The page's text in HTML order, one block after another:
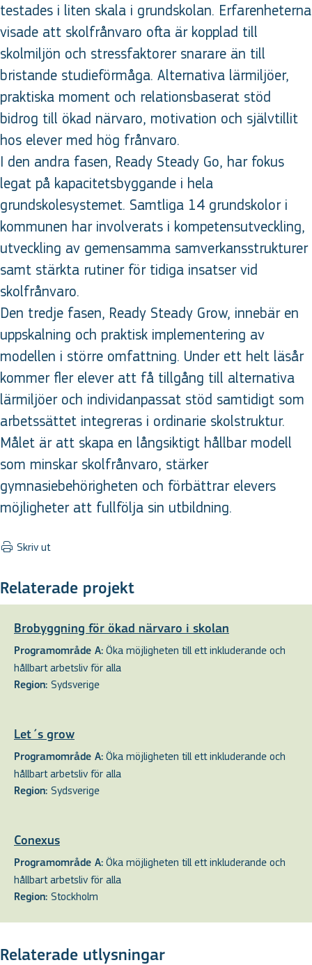
testades i liten skala i grundskolan. Erfarenheterna
visade att skolfrånvaro ofta är kopplad till
skolmiljön och stressfaktorer snarare än till
bristande studieförmåga. Alternativa lärmiljöer,
praktiska moment och relationsbaserat stöd
bidrog till ökad närvaro, motivation och självtillit
hos elever med hög frånvaro.
I den andra fasen, Ready Steady Go, har fokus
legat på kapacitetsbyggande i hela
grundskolesystemet. Samtliga 14 grundskolor i
kommunen har involverats i kompetensutveckling,
utveckling av gemensamma samverkansstrukturer
samt stärkta rutiner för tidiga insatser vid
skolfrånvaro.
Den tredje fasen, Ready Steady Grow, innebär en
uppskalning och praktisk implementering av
modellen i större omfattning. Under ett helt läsår
kommer fler elever att få tillgång till alternativa
lärmiljöer och individanpassat stöd samtidigt som
arbetssättet integreras i ordinarie skolstruktur.
Målet är att skapa en långsiktigt hållbar modell
som minskar skolfrånvaro, stärker
gymnasiebehörigheten och förbättrar elevers
möjligheter att fullfölja sin utbildning.
Skriv ut
Relaterade projekt
Brobyggning för ökad närvaro i skolan
Programområde A: Öka möjligheten till ett inkluderande och
hållbart arbetsliv för alla
Region: Sydsverige
Let´s grow
Programområde A: Öka möjligheten till ett inkluderande och
hållbart arbetsliv för alla
Region: Sydsverige
Conexus
Programområde A: Öka möjligheten till ett inkluderande och
hållbart arbetsliv för alla
Region: Stockholm
Relaterade utlysningar